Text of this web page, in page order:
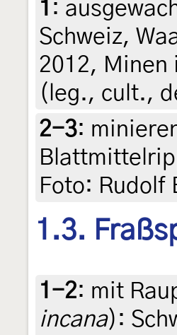
1 :
Schweiz,
2012, Minen
(leg., cult.,
2-3:
Foto: Rudolf
1.3.
1-2: mit
incana):